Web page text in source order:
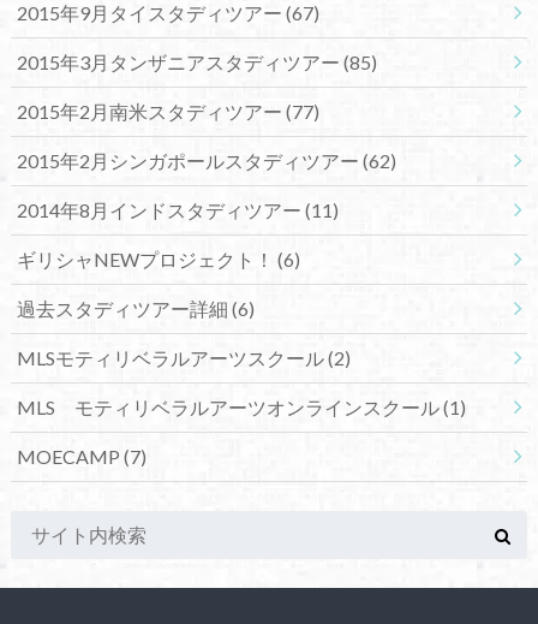
2015年9月タイスタディツアー (67)
2015年3月タンザニアスタディツアー (85)
2015年2月南米スタディツアー (77)
2015年2月シンガポールスタディツアー (62)
2014年8月インドスタディツアー (11)
ギリシャNEWプロジェクト！ (6)
過去スタディツアー詳細 (6)
MLSモティリベラルアーツスクール(2)
MLS モティリベラルアーツオンラインスクール(1)
MOECAMP (7)